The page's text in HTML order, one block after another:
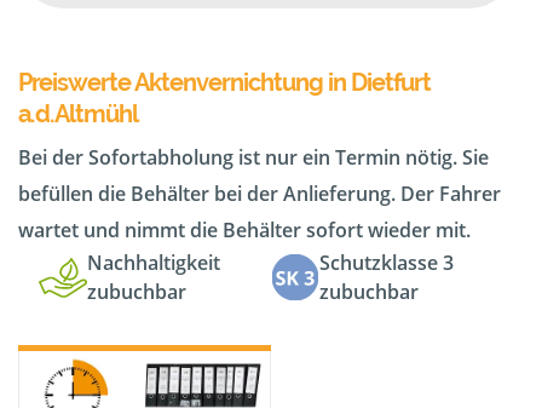
Preiswerte Aktenvernichtung in Dietfurt
a.d.Altmühl
Bei der Sofortabholung ist nur ein Termin nötig. Sie
befüllen die Behälter bei der Anlieferung. Der Fahrer
wartet und nimmt die Behälter sofort wieder mit.
Nachhaltigkeit
zubuchbar
Schutzklasse 3
zubuchbar